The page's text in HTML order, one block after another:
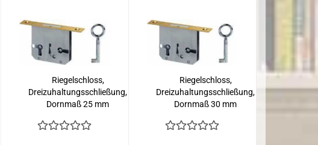
Riegelschloss,
Dreizuhaltungsschließung,
Dornmaß 25 mm
Riegelschloss,
Dreizuhaltungsschließung,
Dornmaß 30 mm